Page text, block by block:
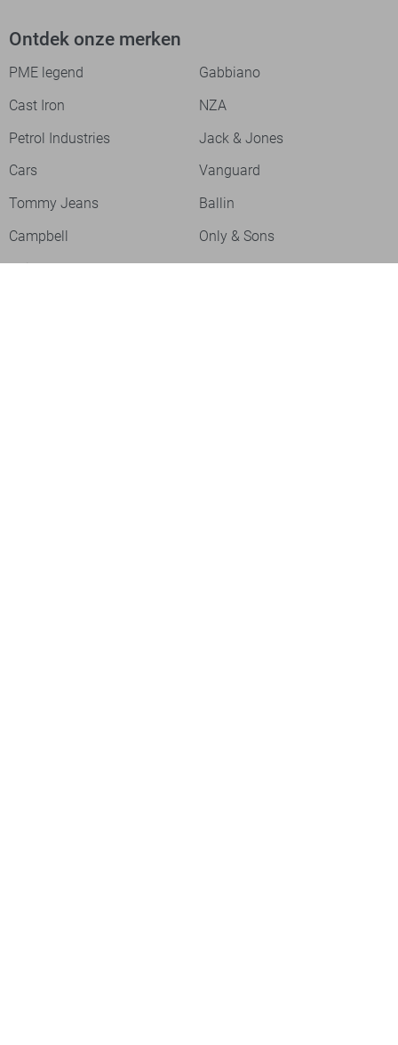
Ontdek onze merken
PME legend
Gabbiano
Cast Iron
NZA
Petrol Industries
Jack & Jones
Cars
Vanguard
Tommy Jeans
Ballin
Campbell
Only & Sons
Geisha
ONLY